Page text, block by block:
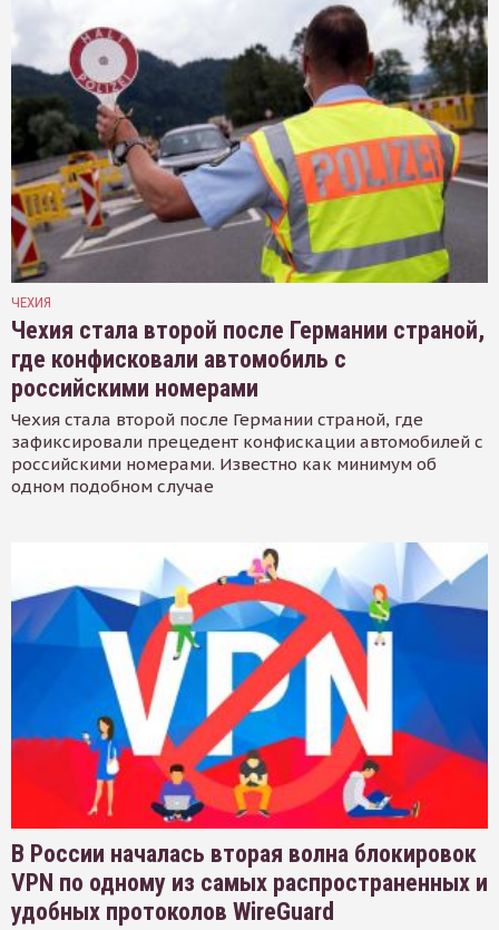
ЧЕХИЯ
Чехия стала второй после Германии страной,
где конфисковали автомобиль с
российскими номерами
Чехия стала второй после Германии страной, где
зафиксировали прецедент конфискации автомобилей с
российскими номерами. Известно как минимум об
одном подобном случае
В России началась вторая волна блокировок
VPN по одному из самых распространенных и
удобных протоколов WireGuard